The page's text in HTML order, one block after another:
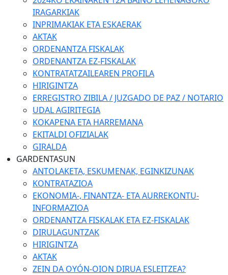
IRAGARKIAK
INPRIMAKIAK ETA ESKAERAK
AKTAK
ORDENANTZA FISKALAK
ORDENANTZA EZ-FISKALAK
KONTRATATZAILEAREN PROFILA
HIRIGINTZA
ERREGISTRO ZIBILA / JUZGADO DE PAZ / NOTARIO
UDAL AGIRITEGIA
KOKAPENA ETA HARREMANA
EKITALDI OFIZIALAK
GIRALDA
GARDENTASUN
ANTOLAKETA, ESKUMENAK, EGINKIZUNAK
KONTRATAZIOA
EKONOMIA-, FINANTZA- ETA AURREKONTU-
INFORMAZIOA
ORDENANTZA FISKALAK ETA EZ-FISKALAK
DIRULAGUNTZAK
HIRIGINTZA
AKTAK
ZEIN DA OYÓN-OION DIRUA ESLEITZEA?